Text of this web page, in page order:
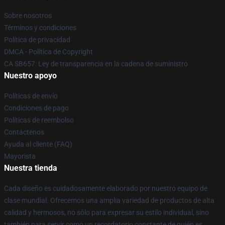
Sobre nosotros
Términos y condiciones
Política de privacidad
DMCA - Política de Copyright
CA SB657: Ley de transparencia en la cadena de suministro
Nuestro apoyo
Políticas de envío
Condiciones de pago
Políticas de reembolso
Contáctenos
Ayuda al cliente (FAQ)
Mayorista
Nuestra tienda
Cada diseño es cuidadosamente elaborado por nuestro equipo de
clase mundial. Ofrecemos una amplia variedad de productos de alta
calidad y hermosos, no sólo para expresar su estilo individual, sino